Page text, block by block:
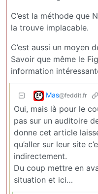
C’est la méthode que
la trouve implacable.
C’est aussi un moyen
Savoir que même le
information
Mas@feddit.fr
Oui, mais là pour le
pas sur un auditoire
donne cet article
qu’aller sur leur site
indirectement.
Du coup mettre en
situation et ici…